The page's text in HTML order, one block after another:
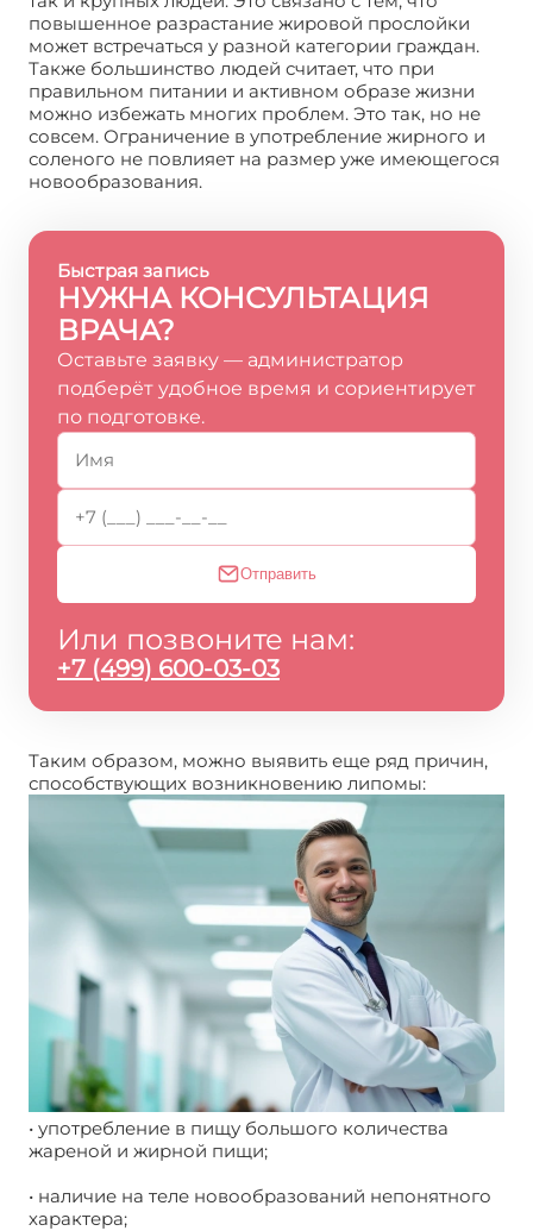
повышенное разрастание жировой прослойки
может встречаться у разной категории граждан.
Также большинство людей считает, что при
правильном питании и активном образе жизни
можно избежать многих проблем. Это так, но не
совсем. Ограничение в употребление жирного и
соленого не повлияет на размер уже имеющегося
новообразования.
Быстрая запись
НУЖНА КОНСУЛЬТАЦИЯ
ВРАЧА?
Оставьте заявку — администратор
подберёт удобное время и сориентирует
по подготовке.
Отправить
Или позвоните нам:
+7 (499) 600-03-03
Таким образом, можно выявить еще ряд причин,
способствующих возникновению липомы:
• употребление в пищу большого количества
жареной и жирной пищи;
• наличие на теле новообразований непонятного
характера;